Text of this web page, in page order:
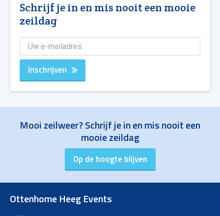
Schrijf je in en mis nooit een mooie
zeildag
Inschrijven
Mooi zeilweer? Schrijf je in en mis nooit een
mooie zeildag
Ottenhome Heeg Events